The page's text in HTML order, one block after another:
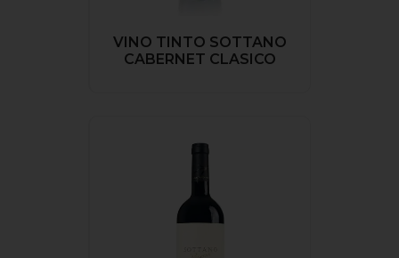
VINO TINTO SOTTANO
CABERNET CLASICO